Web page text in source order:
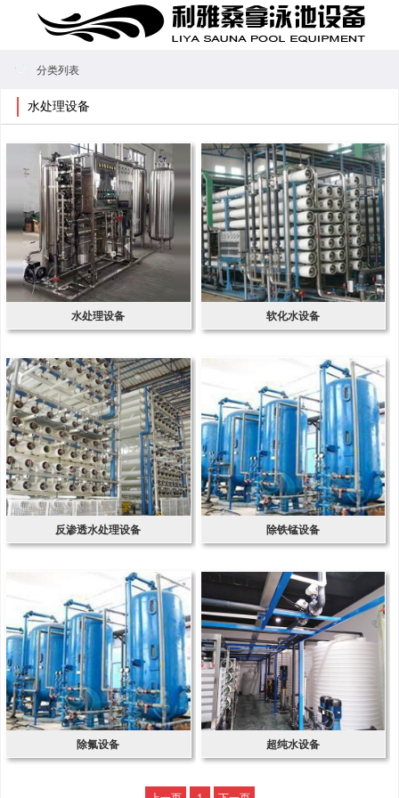
分类列表
水处理设备
水处理设备 软化水设备
反渗透水处理设备 除铁锰设备
除氟设备 超纯水设备